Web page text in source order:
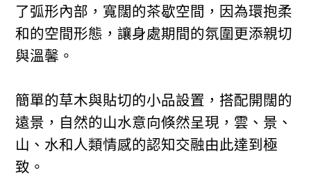
了弧形內部，寬闊的茶歇空間，因為環抱柔
和的空間形態，讓身處期間的氛圍更添親切
與溫馨。
簡單的草木與貼切的小品設置，搭配開闊的
遠景，自然的山水意向倏然呈現，雲、景、
山、水和人類情感的認知交融由此達到極
致。